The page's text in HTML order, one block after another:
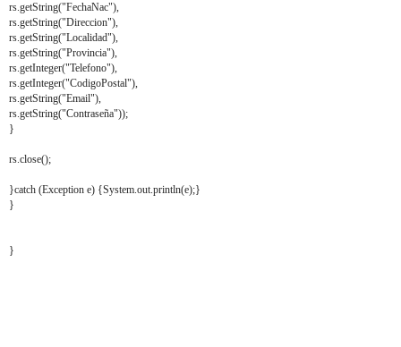
rs.getString("FechaNac"),
rs.getString("Direccion"),
rs.getString("Localidad"),
rs.getString("Provincia"),
rs.getInteger("Telefono"),
rs.getInteger("CodigoPostal"),
rs.getString("Email"),
rs.getString("Contraseña"));
}
rs.close();
}catch (Exception e) {System.out.println(e);}
}
}